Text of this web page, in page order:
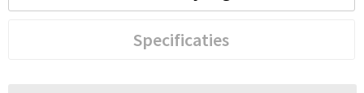
Specificaties